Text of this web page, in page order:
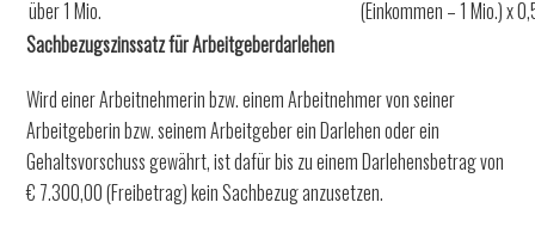
über 1 Mio.
(Einkommen – 1 Mio.) x
Sachbezugszinssatz für Arbeitgeberdarlehen
Wird einer Arbeitnehmerin bzw. einem Arbeitnehmer von seiner
Arbeitgeberin bzw. seinem Arbeitgeber ein Darlehen oder ein
Gehaltsvorschuss gewährt, ist dafür bis zu einem Darlehensbetrag von
€ 7.300,00 (Freibetrag) kein Sachbezug anzusetzen.